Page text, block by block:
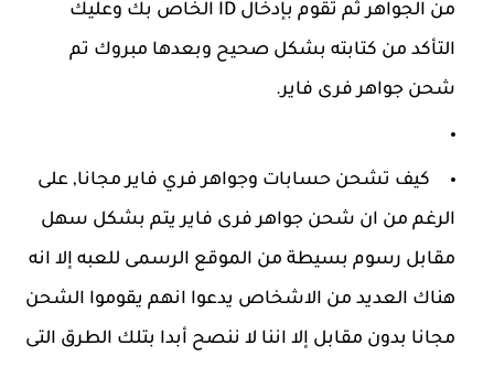
من الجواهر ثم تقوم بإدخال ID الخاص بك وعليك
التأكد من كتابته بشكل صحيح وبعدها مبروك تم
شحن جواهر فرى فاير.
كيف تشحن حسابات وجواهر فري فاير مجانا, على
الرغم من ان شحن جواهر فرى فاير يتم بشكل سهل
مقابل رسوم بسيطة من الموقع الرسمى للعبه إلا انه
هناك العديد من الاشخاص يدعوا انهم يقوموا الشحن
مجانا بدون مقابل إلا اننا لا ننصح أبدا بتلك الطرق التى